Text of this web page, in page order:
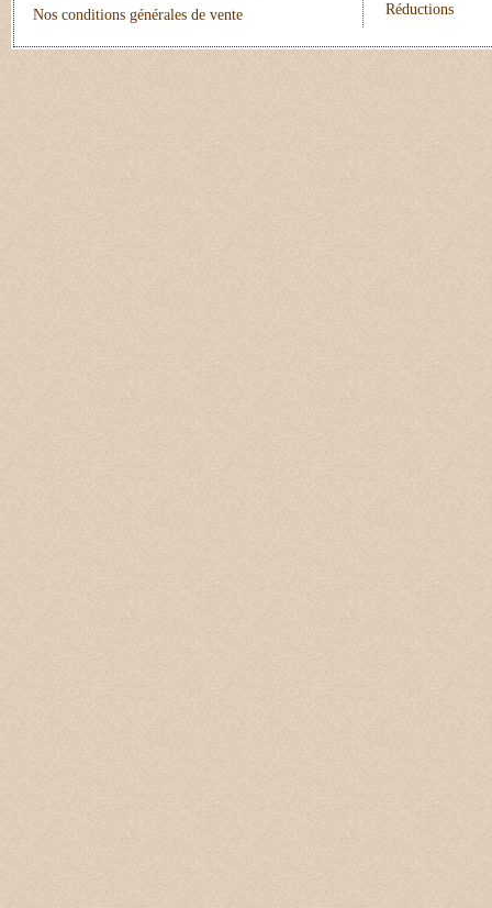
Nos conditions générales de vente
Réductions